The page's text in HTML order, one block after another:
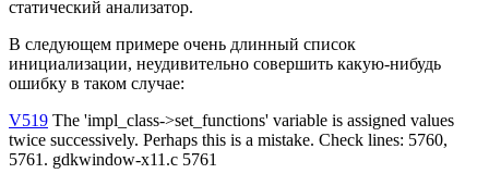
статический анализатор.
В следующем примере очень длинный список
инициализации, неудивительно совершить какую-нибудь
ошибку в таком случае:
V519 The 'impl_class->set_functions' variable is assigned values
twice successively. Perhaps this is a mistake. Check lines: 5760,
5761. gdkwindow-x11.c 5761